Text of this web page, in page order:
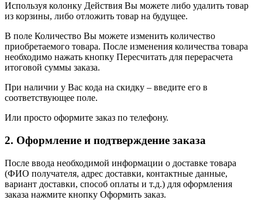
Используя колонку Действия Вы можете либо удалить товар
из корзины, либо отложить товар на будущее.
В поле Количество Вы можете изменить количество
приобретаемого товара. После изменения количества товара
необходимо нажать кнопку Пересчитать для перерасчета
итоговой суммы заказа.
При наличии у Вас кода на скидку – введите его в
соответствующее поле.
Или просто оформите заказ по телефону.
2. Оформление и подтверждение заказа
После ввода необходимой информации о доставке товара
(ФИО получателя, адрес доставки, контактные данные,
вариант доставки, способ оплаты и т.д.) для оформления
заказа нажмите кнопку Оформить заказ.